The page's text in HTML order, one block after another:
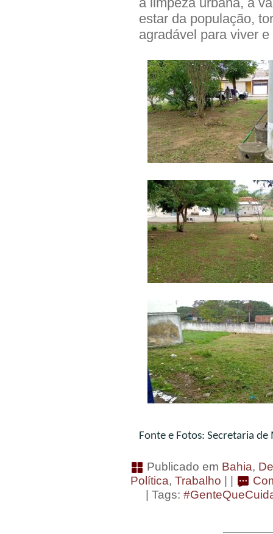
estar da população,
agradável para viver
Fonte e Fotos: Secretaria
Publicado em Bahia,
Política, Trabalho | |
| Tags: